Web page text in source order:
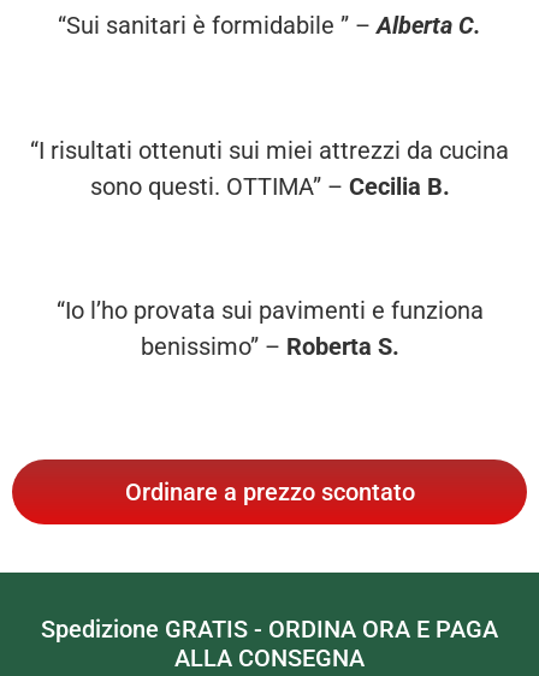
“Sui sanitari è formidabile ” –Alberta C.
“I risultati ottenuti sui miei attrezzi da cucina
sono questi. OTTIMA” – Cecilia B.
“Io l’ho provata sui pavimenti e funziona
benissimo” – Roberta S.
Ordinare a prezzo scontato
Spedizione GRATIS - ORDINA ORA E PAGA
ALLA CONSEGNA